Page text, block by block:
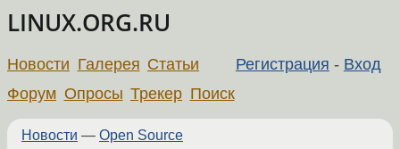
LINUX.ORG.RU
Регистрация - Вход
Новости Галерея Статьи
Форум Опросы Трекер Поиск
Новости — Open Source